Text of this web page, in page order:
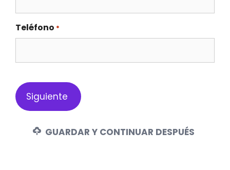
Teléfono *
GUARDAR Y CONTINUAR DESPUÉS